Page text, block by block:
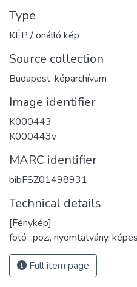
Type
KÉP / önálló kép
Source collection
Budapest-képarchívum
Image identifier
K000443
K000443v
MARC identifier
bibFSZ01498931
Technical details
[Fénykép] :
fotó :,poz., nyomtatvány,
Full item page